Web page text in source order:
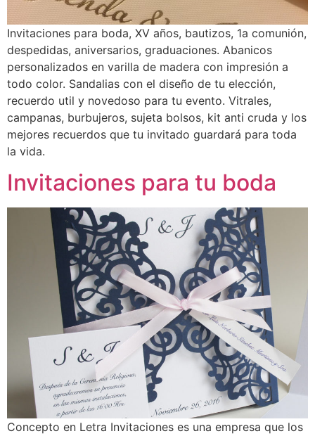
Invitaciones para boda, XV años, bautizos, 1a comunión,
despedidas, aniversarios, graduaciones. Abanicos
personalizados en varilla de madera con impresión a
todo color. Sandalias con el diseño de tu elección,
recuerdo util y novedoso para tu evento. Vitrales,
campanas, burbujeros, sujeta bolsos, kit anti cruda y los
mejores recuerdos que tu invitado guardará para toda
la vida.
Invitaciones para tu boda
Concepto en Letra Invitaciones es una empresa que los